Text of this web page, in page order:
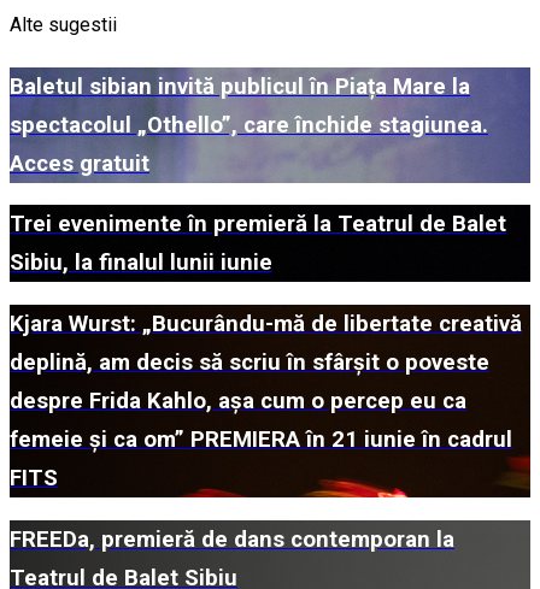
Alte sugestii
Baletul sibian invită publicul în Piața Mare la
spectacolul „Othello”, care închide stagiunea.
Acces gratuit
Trei evenimente în premieră la Teatrul de Balet
Sibiu, la finalul lunii iunie
Kjara Wurst: „Bucurându-mă de libertate creativă
deplină, am decis să scriu în sfârșit o poveste
despre Frida Kahlo, așa cum o percep eu ca
femeie și ca om” PREMIERA în 21 iunie în cadrul
FITS
FREEDa, premieră de dans contemporan la
Teatrul de Balet Sibiu